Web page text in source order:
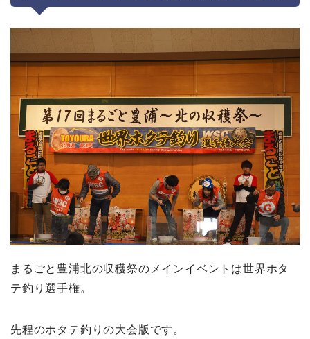
まるごと豊浦北の収穫祭のメインイベントは世界ホタ
テ釣り選手権。
先程のホタテ釣りの大会版です。